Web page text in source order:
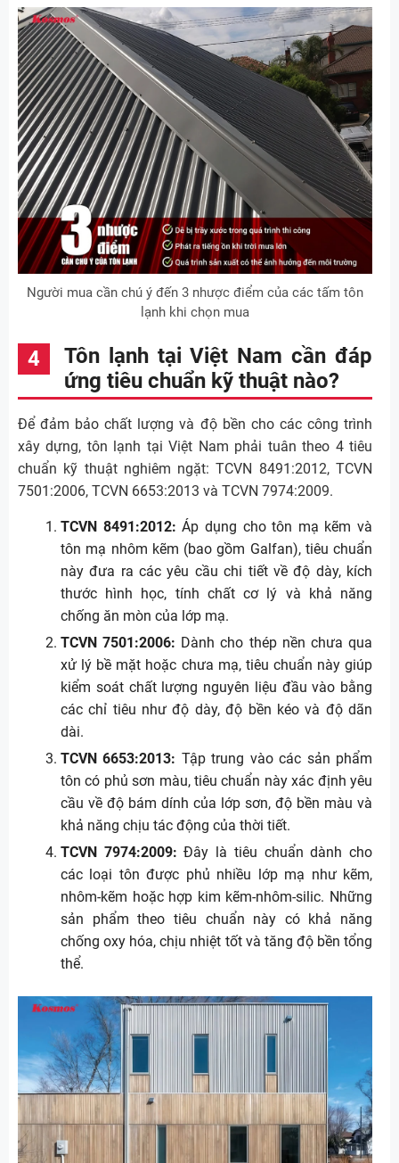
Người mua cần chú ý đến 3 nhược điểm của các tấm tôn
lạnh khi chọn mua
Tôn lạnh tại Việt Nam cần đáp
ứng tiêu chuẩn kỹ thuật nào?
Để đảm bảo chất lượng và độ bền cho các công trình
xây dựng, tôn lạnh tại Việt Nam phải tuân theo 4 tiêu
chuẩn kỹ thuật nghiêm ngặt: TCVN 8491:2012, TCVN
7501:2006, TCVN 6653:2013 và TCVN 7974:2009.
TCVN 8491:2012: Áp dụng cho tôn mạ kẽm và
tôn mạ nhôm kẽm (bao gồm Galfan), tiêu chuẩn
này đưa ra các yêu cầu chi tiết về độ dày, kích
thước hình học, tính chất cơ lý và khả năng
chống ăn mòn của lớp mạ.
TCVN 7501:2006: Dành cho thép nền chưa qua
xử lý bề mặt hoặc chưa mạ, tiêu chuẩn này giúp
kiểm soát chất lượng nguyên liệu đầu vào bằng
các chỉ tiêu như độ dày, độ bền kéo và độ dãn
dài.
TCVN 6653:2013: Tập trung vào các sản phẩm
tôn có phủ sơn màu, tiêu chuẩn này xác định yêu
cầu về độ bám dính của lớp sơn, độ bền màu và
khả năng chịu tác động của thời tiết.
TCVN 7974:2009: Đây là tiêu chuẩn dành cho
các loại tôn được phủ nhiều lớp mạ như kẽm,
nhôm-kẽm hoặc hợp kim kẽm-nhôm-silic. Những
sản phẩm theo tiêu chuẩn này có khả năng
chống oxy hóa, chịu nhiệt tốt và tăng độ bền tổng
thể.